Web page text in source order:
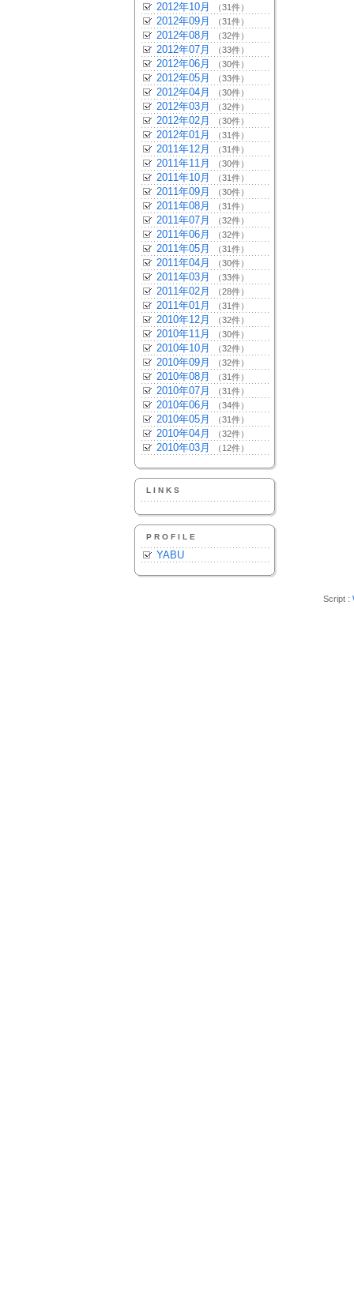
2012年10月 （31件）
2012年09月 （31件）
2012年08月 （32件）
2012年07月 （33件）
2012年06月 （30件）
2012年05月 （33件）
2012年04月 （30件）
2012年03月 （32件）
2012年02月 （30件）
2012年01月 （31件）
2011年12月 （31件）
2011年11月 （30件）
2011年10月 （31件）
2011年09月 （30件）
2011年08月 （31件）
2011年07月 （32件）
2011年06月 （32件）
2011年05月 （31件）
2011年04月 （30件）
2011年03月 （33件）
2011年02月 （28件）
2011年01月 （31件）
2010年12月 （32件）
2010年11月 （30件）
2010年10月 （32件）
2010年09月 （32件）
2010年08月 （31件）
2010年07月 （31件）
2010年06月 （34件）
2010年05月 （31件）
2010年04月 （32件）
2010年03月 （12件）
LINKS
PROFILE
YABU
Script :